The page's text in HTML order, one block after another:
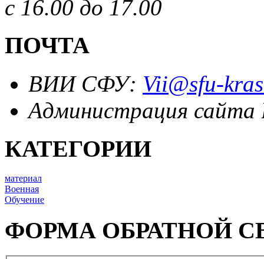
с 16.00 до 17.00
ПОЧТА
ВИИ СФУ: Vii@sfu-
Администрация
КАТЕГОРИИ
материал
Военная
Обучение
ФОРМА ОБРАТНОЙ